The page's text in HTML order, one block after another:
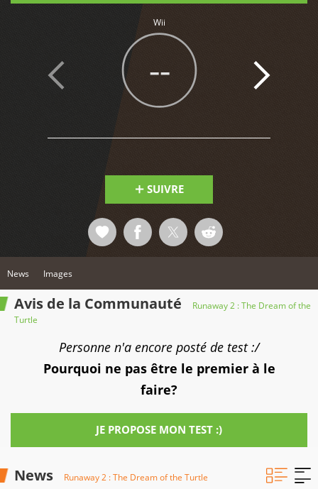
Wii
--
SUIVRE
News Images
Avis de la Communauté
Runaway 2 : The Dream of the
Turtle
Personne n'a encore posté de test :/
Pourquoi ne pas être le premier à le
faire?
JE PROPOSE MON TEST :)
News Runaway 2 : The Dream of the Turtle